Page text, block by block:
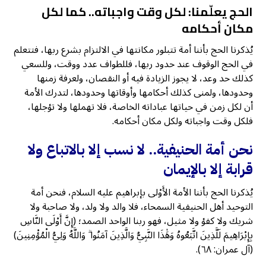
الحج يعلّمنا: لكل وقت واجباته.. كما لكل
مكان أحكامه
يُذكرنا الحج بأننا أمة تتبلور مكانتها في الالتزام بشرع ربها، فتتعلم
في الحج الوقوف عند حدود ربها، فللطواف عدد ووقت، وللسعي
كذلك حد وعد، لا يجوز الزيادة فيه أو النقصان، ولعرفة زمنها
وحدودها، ولمنى كذلك أحكامها وأوقاتها وحدودها، لتدرك الأمة
أن لكل زمن في حياتها عباداته الخاصة، فلا تهملها ولا تؤجلها،
فلكل وقت واجباته ولكل مكان أحكامه.
نحن أمة الحنيفية.. لا نسب إلا بالاتباع ولا
قرابة إلا بالإيمان
يُذكرنا الحج بأننا الأمة الأَوْلى بإبراهيم عليه السلام، فنحن أمة
التوحيد أهل الحنيفية السمحاء، فلا والد ولا ولد، ولا صاحبة ولا
شريك ولا كفؤ ولا مثيل، فهو ربنا الواحد الصمد؛ (إِنَّ أَوْلَى النَّاسِ
بِإِبْرَاهِيمَ لَلَّذِينَ اتَّبَعُوهُ وَهَٰذَا النَّبِيُّ وَالَّذِينَ آمَنُوا ۗ وَاللَّهُ وَلِيُّ الْمُؤْمِنِينَ)
(آل عمران: ٦٨).